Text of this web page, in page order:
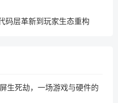
码层革新到玩家生态重构
生死劫，一场游戏与硬件的